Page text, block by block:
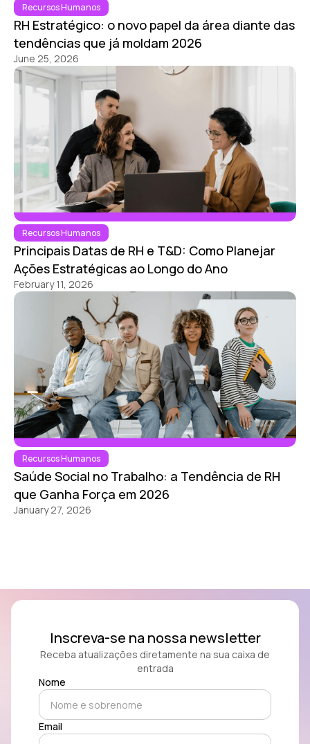
Recursos Humanos
RH Estratégico: o novo papel da área diante das
tendências que já moldam 2026
June 25, 2026
Recursos Humanos
Principais Datas de RH e T&D: Como Planejar
Ações Estratégicas ao Longo do Ano
February 11, 2026
Recursos Humanos
Saúde Social no Trabalho: a Tendência de RH
que Ganha Força em 2026
January 27, 2026
Inscreva-se na nossa newsletter
Receba atualizações diretamente na sua caixa de
entrada
Nome
Email